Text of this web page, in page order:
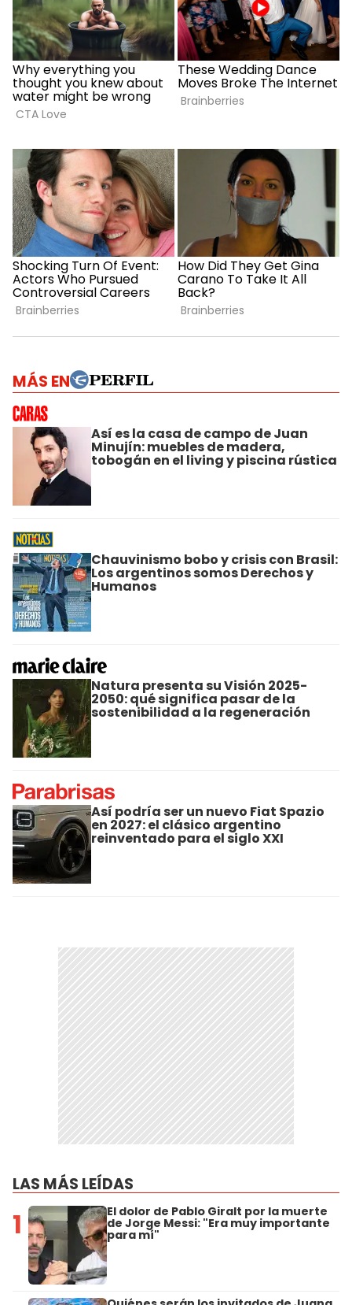
MÁS EN
Así es la casa de campo de Juan
Minujín: muebles de madera,
tobogán en el living y piscina rústica
Chauvinismo bobo y crisis con Brasil:
Los argentinos somos Derechos y
Humanos
Natura presenta su Visión 2025-
2050: qué significa pasar de la
sostenibilidad a la regeneración
Así podría ser un nuevo Fiat Spazio
en 2027: el clásico argentino
reinventado para el siglo XXI
LAS MÁS LEÍDAS
1 El dolor de Pablo Giralt por la muerte
de Jorge Messi: "Era muy importante
para mí"